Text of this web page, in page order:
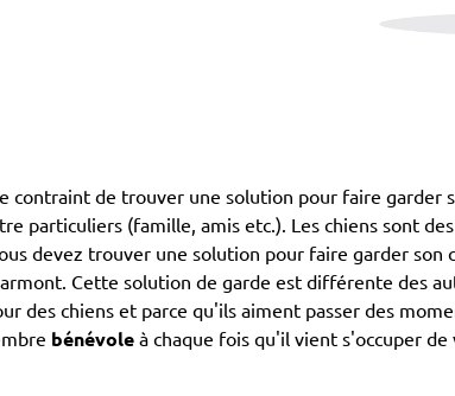
de trouver une solution pour faire garder
particuliers (famille, amis etc.). Les chiens sont
devez trouver une solution pour faire garder son
Cette solution de garde est différente des
des chiens et parce qu'ils aiment passer des
bénévole à chaque fois qu'il vient s'occuper de